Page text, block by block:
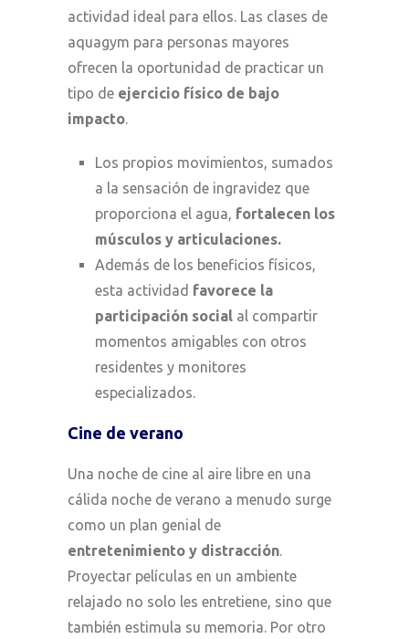
actividad ideal para ellos. Las clases de
aquagym para personas mayores
ofrecen la oportunidad de practicar un
tipo de ejercicio físico de bajo
impacto.
Los propios movimientos, sumados
a la sensación de ingravidez que
proporciona el agua, fortalecen los
músculos y articulaciones.
Además de los beneficios físicos,
esta actividad favorece la
participación social al compartir
momentos amigables con otros
residentes y monitores
especializados.
Cine de verano
Una noche de cine al aire libre en una
cálida noche de verano a menudo surge
como un plan genial de
entretenimiento y distracción.
Proyectar películas en un ambiente
relajado no solo les entretiene, sino que
también estimula su memoria. Por otro